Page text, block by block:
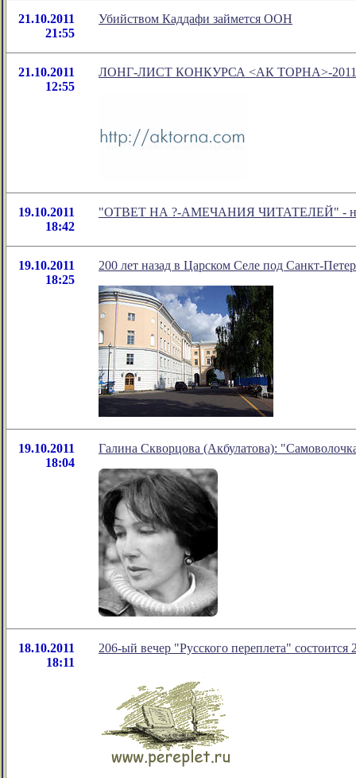
21.10.2011
21:55
Убийством Каддафи займется ООН
21.10.2011
12:55
ЛОНГ-ЛИСТ КОНКУРСА <АК ТОРНА>-2011
19.10.2011
18:42
"ОТВЕТ НА ?-АМЕЧАНИЯ ЧИТАТЕЛЕЙ" -
19.10.2011
18:25
200 лет назад в Царском Селе под Санкт-
19.10.2011
18:04
Галина Скворцова (Акбулатова):
18.10.2011
18:11
206-ый вечер "Русского переплета" состоится